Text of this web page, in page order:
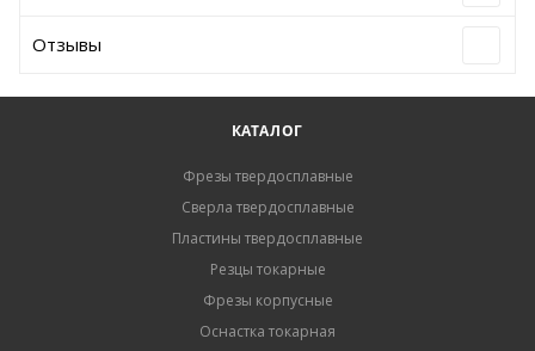
Отзывы
КАТАЛОГ
Фрезы твердосплавные
Сверла твердосплавные
Пластины твердосплавные
Резцы токарные
Фрезы корпусные
Оснастка токарная